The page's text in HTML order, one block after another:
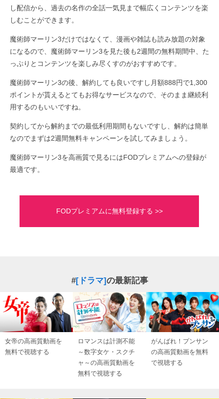
し配信から、過去の名作の全話一気見まで幅広くコンテンツを楽
しむことができます。
魔術師マーリン3だけではなくて、漫画や雑誌も読み放題の対象
になるので、魔術師マーリン3を見た後も2週間の無料期間中、た
っぷりとコンテンツを楽しみ尽くすのがおすすめです。
魔術師マーリン3の後、解約しても良いですし月額888円で1,300
ポイントが貰えるとてもお得なサービスなので、そのまま継続利
用するのもいいですね。
契約してから解約までの最低利用期間もないですし、解約は簡単
なのでまずは2週間無料キャンペーンを試してみましょう。
魔術師マーリン3を高画質で見るにはFODプレミアムへの登録が
最適です。
FODプレミアムに無料登録する >>
#[ドラマ]の最新記事
女帝の高画質動画を
無料で視聴する
ロマンスは計測不能
～数字女ケ・スクチ
ャ～の高画質動画を
無料で視聴する
がんばれ！プンサン
の高画質動画を無料
で視聴する